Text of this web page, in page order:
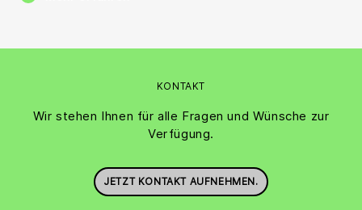
KONTAKT
Wir stehen Ihnen für alle Fragen und Wünsche zur
Verfügung.
JETZT KONTAKT AUFNEHMEN.